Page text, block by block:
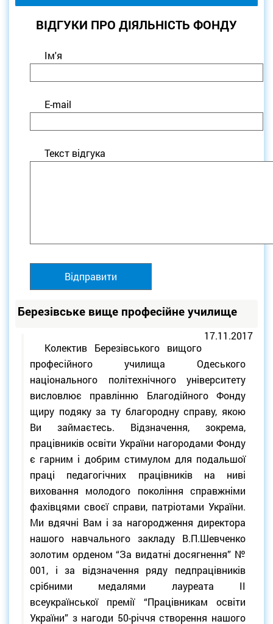
ВІДГУКИ ПРО ДІЯЛЬНІСТЬ ФОНДУ
Ім'я
E-mail
Текст відгука
Березівське вище професійне училище
17.11.2017
Колектив Березівського вищого
професійного училища Одеського
національного політехнічного університету
висловлює правлінню Благодійного Фонду
щиру подяку за ту благородну справу, якою
Ви займаєтесь. Відзначення, зокрема,
працівників освіти України нагородами Фонду
є гарним і добрим стимулом для подальшої
праці педагогічних працівників на ниві
виховання молодого покоління справжніми
фахівцями своєї справи, патріотами України.
Ми вдячні Вам і за нагородження директора
нашого навчального закладу В.П.Шевченко
золотим орденом “За видатні досягнення” №
001, і за відзначення ряду педпрацівників
срібними медалями лауреата II
всеукраїнської премії “Працівникам освіти
України” з нагоди 50-річчя створення нашого